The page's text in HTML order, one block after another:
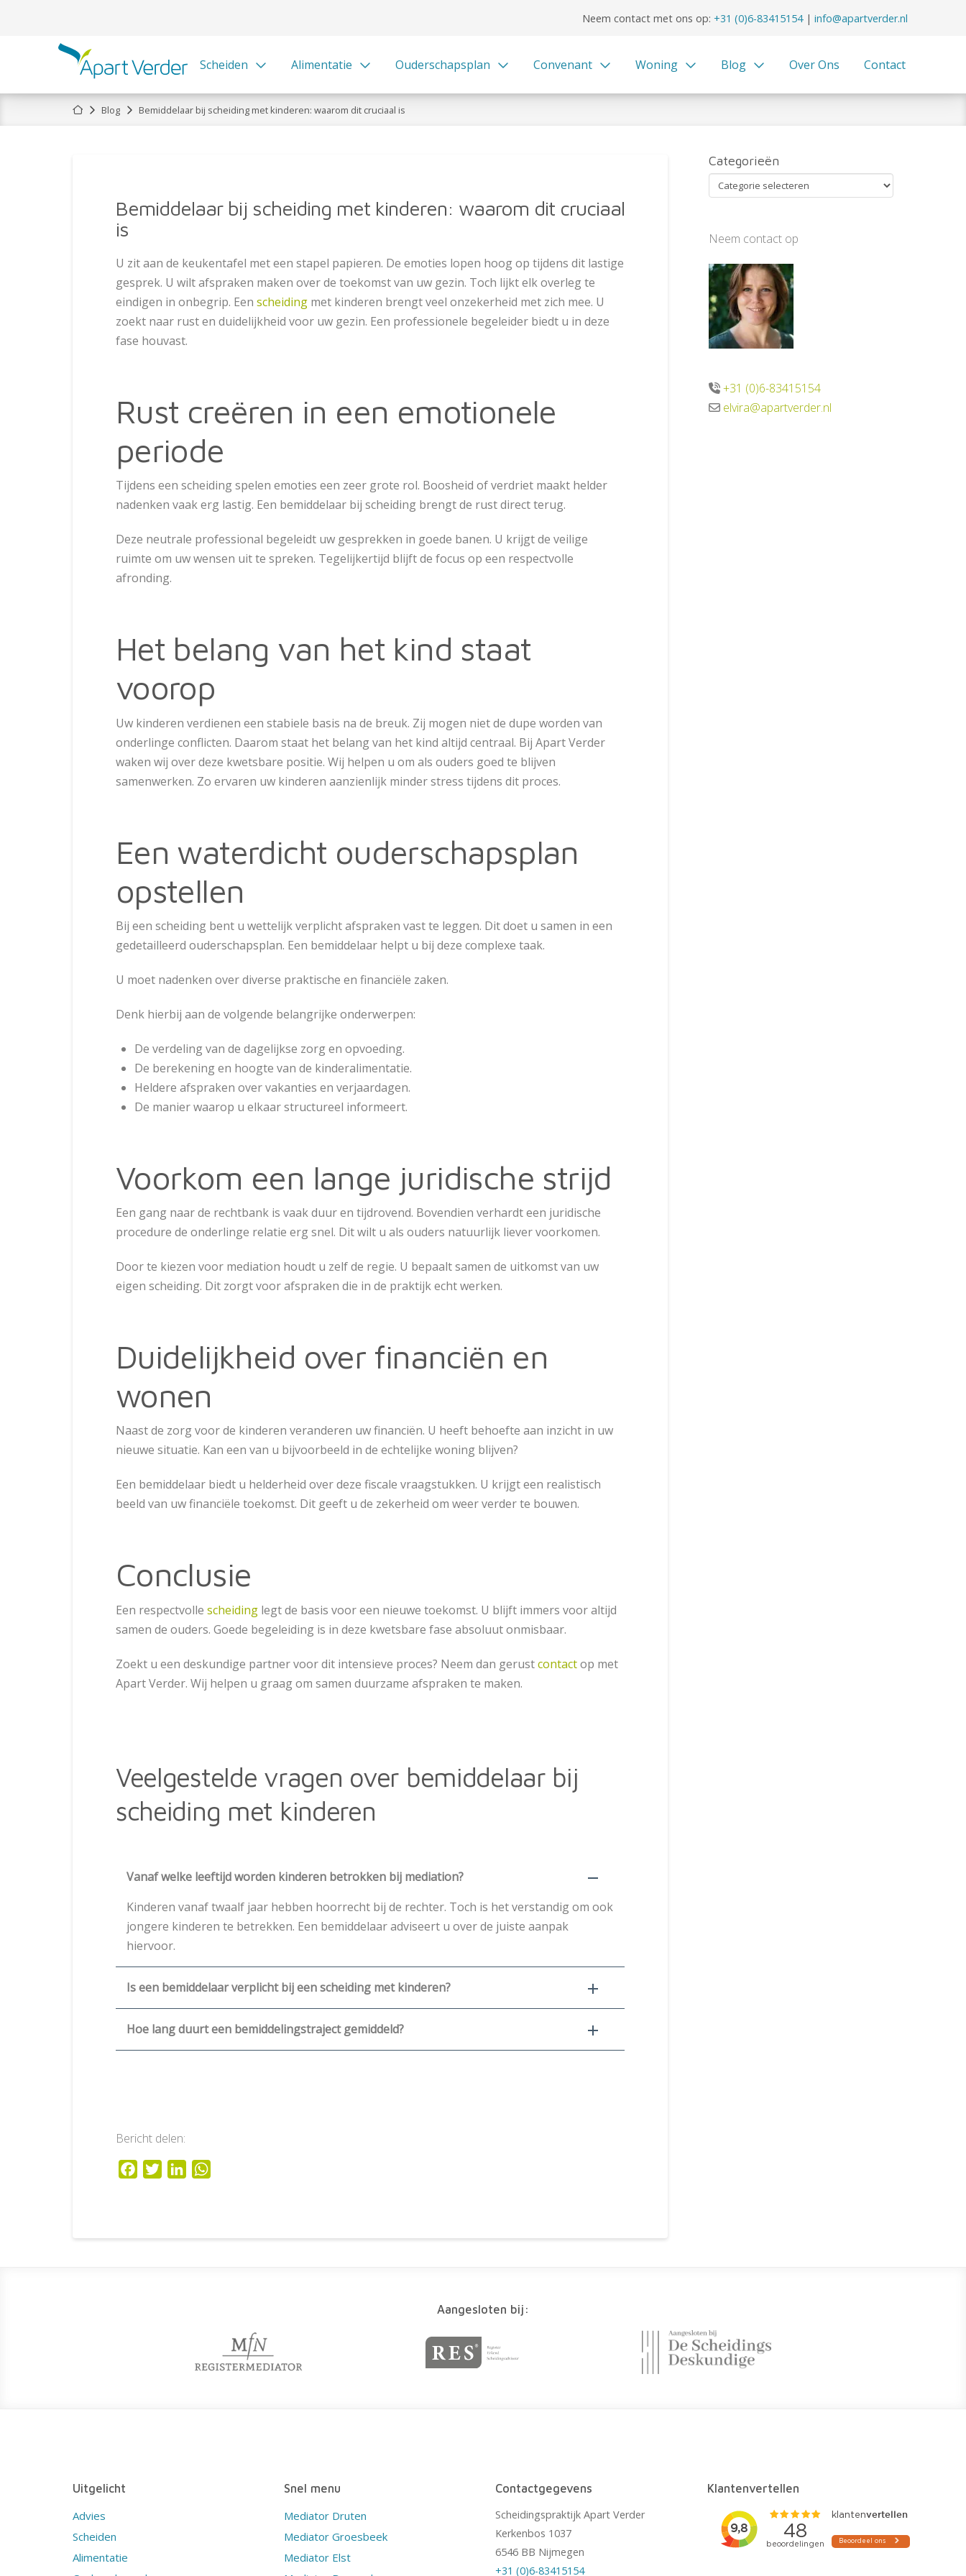
Neem contact met ons op: +31 (0)6-83415154|info@apartverder.nl
Scheiden Alimentatie Ouderschapsplan Convenant Woning Blog Over Ons Contact
HomeBlog Bemiddelaar bij scheiding met kinderen: waarom dit cruciaal is
Bemiddelaar bij scheiding met kinderen: waarom dit cruciaal
is
U zit aan de keukentafel met een stapel papieren. De emoties lopen hoog op tijdens dit lastige
gesprek. U wilt afspraken maken over de toekomst van uw gezin. Toch lijkt elk overleg te
eindigen in onbegrip. Een scheidingmet kinderen brengt veel onzekerheid met zich mee. U
zoekt naar rust en duidelijkheid voor uw gezin. Een professionele begeleider biedt u in deze
fase houvast.
Rust creëren in een emotionele
periode
Tijdens een scheiding spelen emoties een zeer grote rol. Boosheid of verdriet maakt helder
nadenken vaak erg lastig. Een bemiddelaar bij scheiding brengt de rust direct terug.
Deze neutrale professional begeleidt uw gesprekken in goede banen. U krijgt de veilige
ruimte om uw wensen uit te spreken. Tegelijkertijd blijft de focus op een respectvolle
afronding.
Het belang van het kind staat
voorop
Uw kinderen verdienen een stabiele basis na de breuk. Zij mogen niet de dupe worden van
onderlinge conflicten. Daarom staat het belang van het kind altijd centraal. Bij Apart Verder
waken wij over deze kwetsbare positie. Wij helpen u om als ouders goed te blijven
samenwerken. Zo ervaren uw kinderen aanzienlijk minder stress tijdens dit proces.
Een waterdicht ouderschapsplan
opstellen
Bij een scheiding bent u wettelijk verplicht afspraken vast te leggen. Dit doet u samen in een
gedetailleerd ouderschapsplan. Een bemiddelaar helpt u bij deze complexe taak.
U moet nadenken over diverse praktische en financiële zaken.
Denk hierbij aan de volgende belangrijke onderwerpen:
De verdeling van de dagelijkse zorg en opvoeding.
De berekening en hoogte van de kinderalimentatie.
Heldere afspraken over vakanties en verjaardagen.
De manier waarop u elkaar structureel informeert.
Voorkom een lange juridische strijd
Een gang naar de rechtbank is vaak duur en tijdrovend. Bovendien verhardt een juridische
procedure de onderlinge relatie erg snel. Dit wilt u als ouders natuurlijk liever voorkomen.
Door te kiezen voor mediation houdt u zelf de regie. U bepaalt samen de uitkomst van uw
eigen scheiding. Dit zorgt voor afspraken die in de praktijk echt werken.
Duidelijkheid over financiën en
wonen
Naast de zorg voor de kinderen veranderen uw financiën. U heeft behoefte aan inzicht in uw
nieuwe situatie. Kan een van u bijvoorbeeld in de echtelijke woning blijven?
Een bemiddelaar biedt u helderheid over deze fiscale vraagstukken. U krijgt een realistisch
beeld van uw financiële toekomst. Dit geeft u de zekerheid om weer verder te bouwen.
Conclusie
Een respectvolle scheidinglegt de basis voor een nieuwe toekomst. U blijft immers voor altijd
samen de ouders. Goede begeleiding is in deze kwetsbare fase absoluut onmisbaar.
Zoekt u een deskundige partner voor dit intensieve proces? Neem dan gerustcontactop met
Apart Verder. Wij helpen u graag om samen duurzame afspraken te maken.
Veelgestelde vragen over bemiddelaar bij
scheiding met kinderen
Vanaf welke leeftijd worden kinderen betrokken bij mediation?
Kinderen vanaf twaalf jaar hebben hoorrecht bij de rechter. Toch is het verstandig om ook
jongere kinderen te betrekken. Een bemiddelaar adviseert u over de juiste aanpak
hiervoor.
Is een bemiddelaar verplicht bij een scheiding met kinderen?
Hoe lang duurt een bemiddelingstraject gemiddeld?
Bericht delen:
FacebookTwitterLinkedIn
Categorieën
Categorieën
Neem contact op
+31 (0)6-83415154
elvira@apartverder.nl
Aangesloten bij:
Uitgelicht
Advies
Scheiden
Alimentatie
Snel menu
Mediator Druten
Mediator Groesbeek
Mediator Elst
Contactgegevens
Scheidingspraktijk Apart Verder
Kerkenbos 1037
6546 BB Nijmegen
+31 (0)6-83415154
Klantenvertellen